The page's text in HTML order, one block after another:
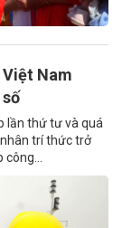
Nam
lần thứ tư và quá
trí thức trở